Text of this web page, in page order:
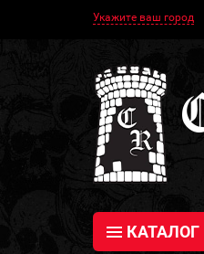
Укажите ваш город
КАТАЛОГ